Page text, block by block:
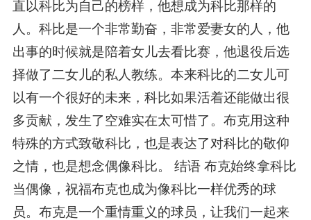
直以科比为自己的榜样，他想成为科比那样的
人。科比是一个非常勤奋，非常爱妻女的人，他
出事的时候就是陪着女儿去看比赛，他退役后选
择做了二女儿的私人教练。本来科比的二女儿可
以有一个很好的未来，科比如果活着还能做出很
多贡献，发生了空难实在太可惜了。布克用这种
特殊的方式致敬科比，也是表达了对科比的敬仰
之情，也是想念偶像科比。 结语 布克始终拿科比
当偶像，祝福布克也成为像科比一样优秀的球
员。布克是一个重情重义的球员，让我们一起来